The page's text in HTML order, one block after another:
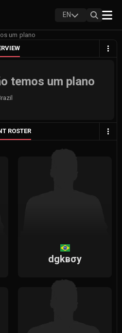
EN
um plano
temos um plano
ROSTER
dgkвσy